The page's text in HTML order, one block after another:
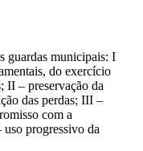
guardas municipais: I
do exercício
II – preservação da
das perdas; III –
com a
progressivo da